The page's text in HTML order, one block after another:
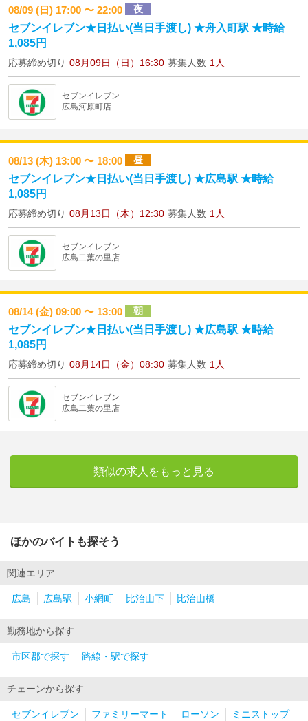
08/09 (日) 17:00 〜 22:00 夜
セブンイレブン★日払い(当日手渡し) ★舟入町駅 ★時給
1,085円
応募締め切り 08月09日（日）16:30 募集人数 1人
セブンイレブン
広島河原町店
08/13 (木) 13:00 〜 18:00 昼
セブンイレブン★日払い(当日手渡し) ★広島駅 ★時給
1,085円
応募締め切り 08月13日（木）12:30 募集人数 1人
セブンイレブン
広島二葉の里店
08/14 (金) 09:00 〜 13:00 朝
セブンイレブン★日払い(当日手渡し) ★広島駅 ★時給
1,085円
応募締め切り 08月14日（金）08:30 募集人数 1人
セブンイレブン
広島二葉の里店
類似の求人をもっと見る
ほかのバイトも探そう
関連エリア
広島 広島駅 小網町 比治山下 比治山橋
勤務地から探す
市区郡で探す 路線・駅で探す
チェーンから探す
セブンイレブン ファミリーマート ローソン ミニストップ